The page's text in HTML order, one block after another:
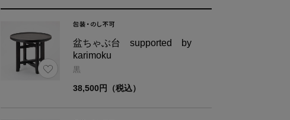
素材
表地：植物繊維(大麻）64％・綿36％
中芯材：ポリウレタン
中綿(芯材側)：ポリエステル100％
中綿(表側)：綿100％
織り ユタカ産業
盆ちゃぶ台 supported by
karimoku
黒
38,500円（税込）